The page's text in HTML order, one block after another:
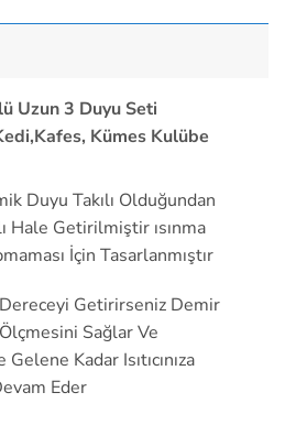
Uzun 3 Duyu Seti
Kümes Kulübe
Duyu Takılı Olduğundan
Hale Getirilmiştir ısınma
İçin Tasarlanmıştır
Getirirseniz Demir
Sağlar Ve
Kadar Isıtıcınıza
Eder